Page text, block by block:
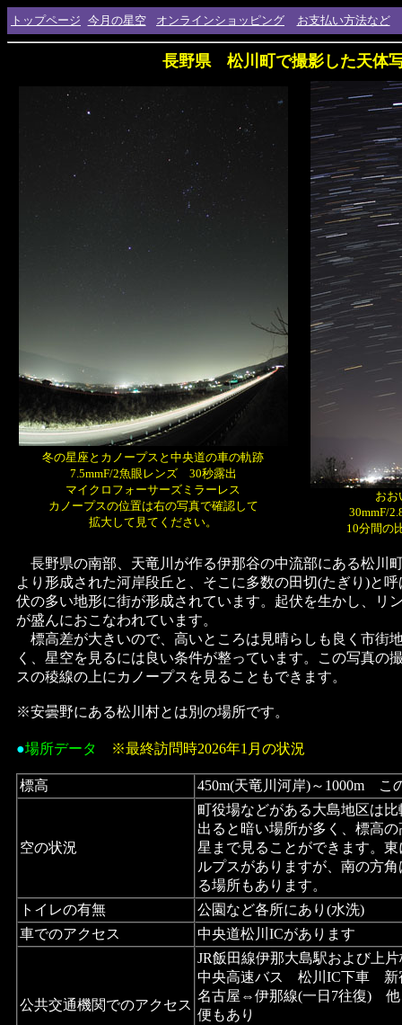
トップページ 今月の星空 オンラインショッピング お支払い方法など
長野県 松川町で撮影した天体
冬の星座とカノープスと中央道の車の軌跡
7.5mmF/2魚眼レンズ 30秒露出
マイクロフォーサーズミラーレス
カノープスの位置は右の写真で確認して
拡大して見てください。
おお
30mmF/
10分間の
長野県の南部、天竜川が作る伊那谷の中流部にある松川
より形成された河岸段丘と、そこに多数の田切(たぎり)と
伏の多い地形に街が形成されています。起伏を生かし、リ
が盛んにおこなわれています。
標高差が大きいので、高いところは見晴らしも良く市街
く、星空を見るには良い条件が整っています。この写真の
スの稜線の上にカノープスを見ることもできます。
※安曇野にある松川村とは別の場所です。
●場所データ ※最終訪問時2026年1月の状況
標高 450m(天竜川河岸)～1000m こ
空の状況
町役場などがある大島地区は
出ると暗い場所が多く、標高
星まで見ることができます。
ルプスがありますが、南の方
る場所もあります。
トイレの有無
公園など各所にあり(水洗)
車でのアクセス
中央道松川ICがあります
公共交通機関でのアクセス
JR飯田線伊那大島駅および上
中央高速バス 松川IC下車
名古屋⇔伊那線(一日7往復) 他
便もあり